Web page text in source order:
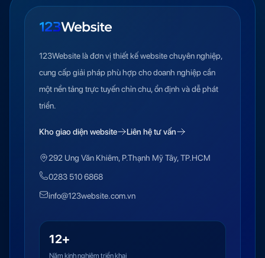
123Website là đơn vị thiết kế website chuyên nghiệp,
cung cấp giải pháp phù hợp cho doanh nghiệp cần
một nền tảng trực tuyến chỉn chu, ổn định và dễ phát
triển.
Kho giao diện website Liên hệ tư vấn
292 Ung Văn Khiêm, P.Thạnh Mỹ Tây, TP.HCM
0283 510 6868
info@123website.com.vn
12+
Năm kinh nghiệm triển khai